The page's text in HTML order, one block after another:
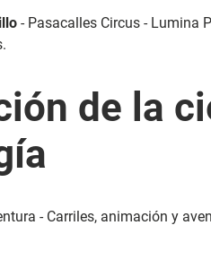
- Pasacalles Circus - Lumina
de la
- Carriles, animación y